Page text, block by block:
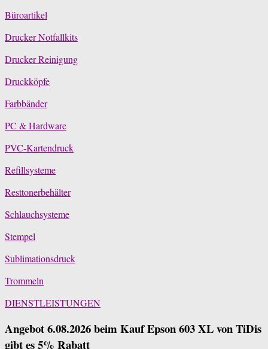
Büroartikel
Drucker Notfallkits
Drucker Reinigung
Druckköpfe
Farbbänder
PC & Hardware
PVC-Kartendruck
Refillsysteme
Resttonerbehälter
Schlauchsysteme
Stempel
Sublimationsdruck
Trommeln
DIENSTLEISTUNGEN
Angebot 6.08.2026 beim Kauf Epson 603 XL von TiDis
gibt es 5% Rabatt